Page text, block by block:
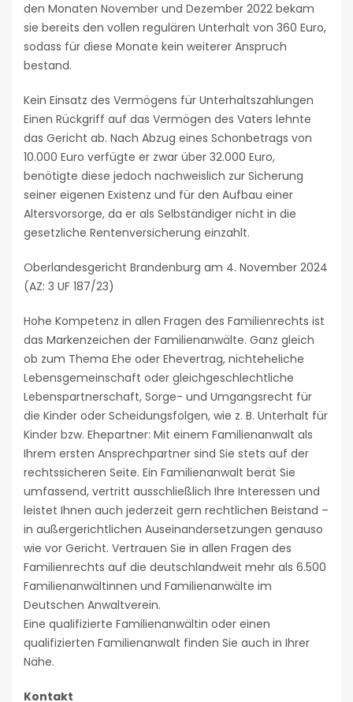
den Monaten November und Dezember 2022 bekam
sie bereits den vollen regulären Unterhalt von 360 Euro,
sodass für diese Monate kein weiterer Anspruch
bestand.
Kein Einsatz des Vermögens für Unterhaltszahlungen
Einen Rückgriff auf das Vermögen des Vaters lehnte
das Gericht ab. Nach Abzug eines Schonbetrags von
10.000 Euro verfügte er zwar über 32.000 Euro,
benötigte diese jedoch nachweislich zur Sicherung
seiner eigenen Existenz und für den Aufbau einer
Altersvorsorge, da er als Selbständiger nicht in die
gesetzliche Rentenversicherung einzahlt.
Oberlandesgericht Brandenburg am 4. November 2024
(AZ: 3 UF 187/23)
Hohe Kompetenz in allen Fragen des Familienrechts ist
das Markenzeichen der Familienanwälte. Ganz gleich
ob zum Thema Ehe oder Ehevertrag, nichteheliche
Lebensgemeinschaft oder gleichgeschlechtliche
Lebenspartnerschaft, Sorge- und Umgangsrecht für
die Kinder oder Scheidungsfolgen, wie z. B. Unterhalt für
Kinder bzw. Ehepartner: Mit einem Familienanwalt als
Ihrem ersten Ansprechpartner sind Sie stets auf der
rechtssicheren Seite. Ein Familienanwalt berät Sie
umfassend, vertritt ausschließlich Ihre Interessen und
leistet Ihnen auch jederzeit gern rechtlichen Beistand –
in außergerichtlichen Auseinandersetzungen genauso
wie vor Gericht. Vertrauen Sie in allen Fragen des
Familienrechts auf die deutschlandweit mehr als 6.500
Familienanwältinnen und Familienanwälte im
Deutschen Anwaltverein.
Eine qualifizierte Familienanwältin oder einen
qualifizierten Familienanwalt finden Sie auch in Ihrer
Nähe.
Kontakt